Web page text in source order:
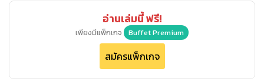
อ่านเล่มนี้ ฟรี!
เพียงมีแพ็กเกจ Buffet Premium
สมัครแพ็กเกจ